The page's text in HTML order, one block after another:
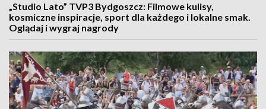
„Studio Lato” TVP3 Bydgoszcz: Filmowe kulisy,
kosmiczne inspiracje, sport dla każdego i lokalne smak.
Oglądaj i wygraj nagrody